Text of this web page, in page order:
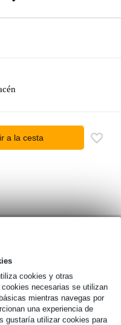
cookies y otras
necesarias se utilizan
mientras navegas por
una experiencia de
gustaría utilizar cookies para
a la cesta